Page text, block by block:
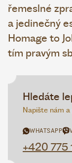
řemeslné
a jedinečný
Homage to
tím pravým
Hledáte
Napište nám
WHATSAPP
+420 775